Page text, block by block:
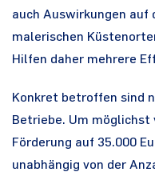
auch Auswirkungen auf
malerischen
Hilfen daher mehrere
Konkret betroffen sind
Betriebe. Um möglichst
Förderung auf 35.000
unabhängig von der